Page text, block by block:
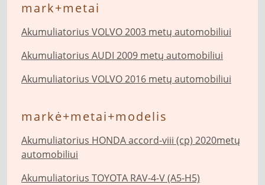
mark+metai
Akumuliatorius VOLVO 2003 metų automobiliui
Akumuliatorius AUDI 2009 metų automobiliui
Akumuliatorius VOLVO 2016 metų automobiliui
markė+metai+modelis
Akumuliatorius HONDA accord-viii (cp) 2020metų
automobiliui
Akumuliatorius TOYOTA RAV-4-V (A5-H5)